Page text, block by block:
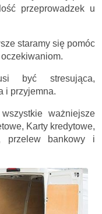
przeprowadzek u
staramy się pomóc
być stresująca,
i przyjemna.
ważniejsze
Karty kredytowe,
przelew bankowy i